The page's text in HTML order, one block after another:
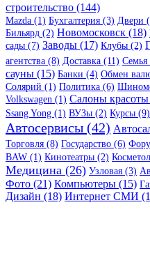
строительство (144)
Mazda (1) Бухгалтерия (3) Двери
Бильярд (2) Новомосковск (18)
сады (7) Заводы (17) Клубы (2)
агентства (8) Доставка (11) Семья
сауны (15) Банки (4) Обмен
Солярий (1) Политика (6)
Volkswagen (1) Салоны
Ssang Yong (1) ВУЗы (2) Курсы (9)
Автосервисы (42)
Торговля (8) Государство (6)
BAW (1) Кинотеатры (2)
Медицина (26) Узловая (3)
Фото (21) Компьютеры (15)
Дизайн (18) Интернет СМИ